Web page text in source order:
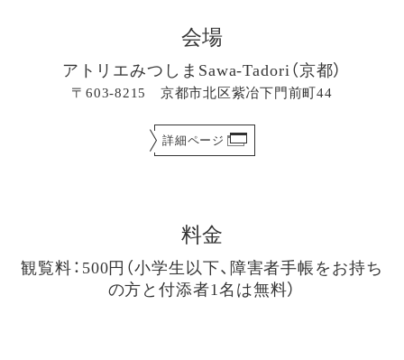
会場
アトリエみつしまSawa-Tadori（京都）
〒603-8215 京都市北区紫冶下門前町44
詳細ページ
料金
観覧料：500円（小学生以下、障害者手帳をお持ち
の方と付添者1名は無料）